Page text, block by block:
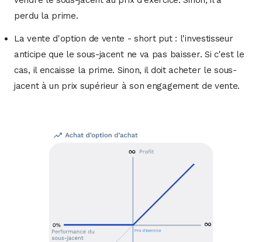
perdu la prime.
La vente d'option de vente - short put : l'investisseur
anticipe que le sous-jacent ne va pas baisser. Si c'est le
cas, il encaisse la prime. Sinon, il doit acheter le sous-
jacent à un prix supérieur à son engagement de vente.